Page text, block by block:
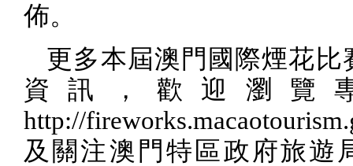
佈。
更多本屆澳門國際煙花比
資訊，歡迎瀏覽
http://
及關注澳門特區政府旅遊